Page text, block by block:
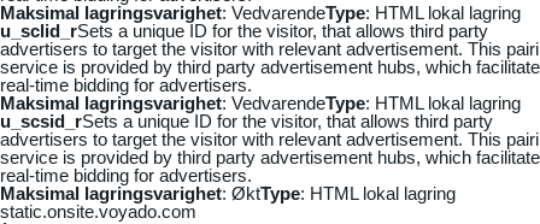
Maksimal lagringsvarighet: VedvarendeType: HTML lokal lagring
u_sclid_rSets a unique ID for the visitor, that allows third party
advertisers to target the visitor with relevant advertisement. This
service is provided by third party advertisement hubs, which
real-time bidding for advertisers.
Maksimal lagringsvarighet: VedvarendeType: HTML lokal lagring
u_scsid_rSets a unique ID for the visitor, that allows third party
advertisers to target the visitor with relevant advertisement. This
service is provided by third party advertisement hubs, which
real-time bidding for advertisers.
Maksimal lagringsvarighet: ØktType: HTML lokal lagring
static.onsite.voyado.com